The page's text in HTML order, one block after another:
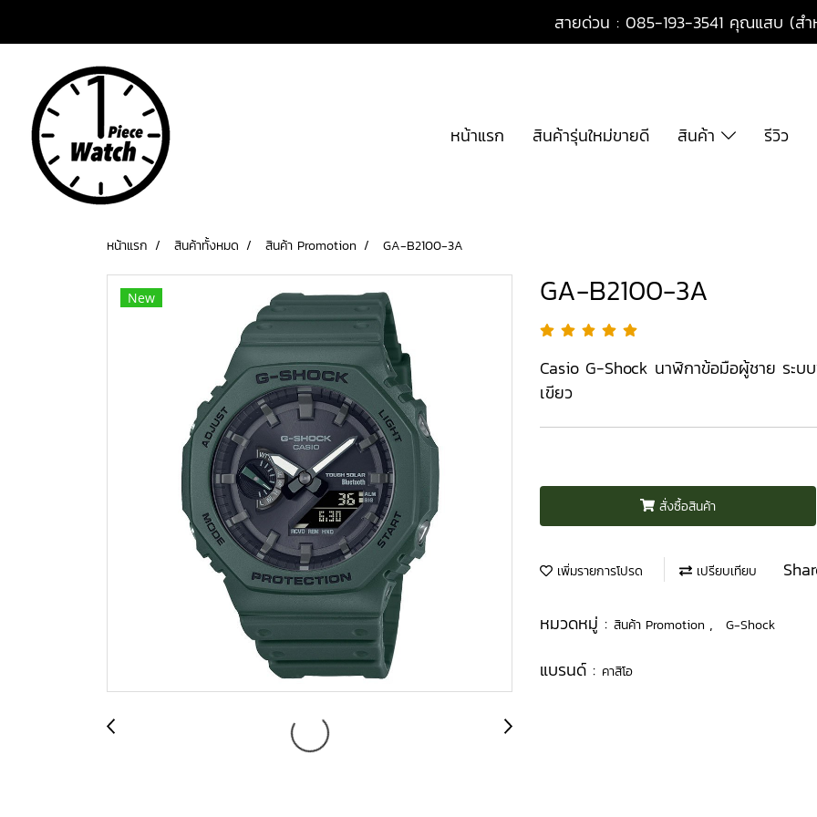
สายด่วน : 085-193-3541 คุณแสบ (ส
หน้าแรก สินค้ารุ่นใหม่ขายดี สินค้า รีวิว
หน้าแรก สินค้าทั้งหมด สินค้า Promotion GA-B2100-3A
New GA-B2100-3A
Casio G-Shock นาฬิกาข้อมือผู้ชาย ระ
เขียว
สั่งซื้อสินค้า
เพิ่มรายการโปรด เปรียบเทียบ
หมวดหมู่ : สินค้า Promotion , G-Shock
แบรนด์ : คาสิโอ